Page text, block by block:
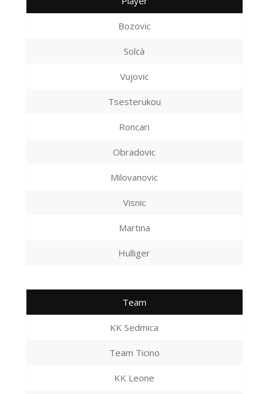
Bozovic
Solcà
Vujovic
Tsesterukou
Roncari
Obradovic
Milovanovic
Visnic
Martina
Hulliger
Team
KK Sedmica
Team Ticino
KK Leone